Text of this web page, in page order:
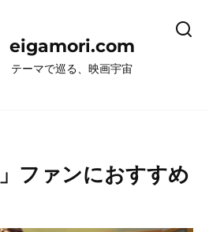
eigamori.com
テーマで巡る、映画宇宙
ファンにおすすめ